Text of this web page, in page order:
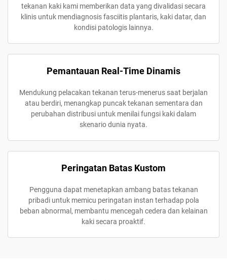
tekanan kaki kami memberikan data yang divalidasi secara
klinis untuk mendiagnosis fasciitis plantaris, kaki datar, dan
kondisi patologis lainnya.
Pemantauan Real-Time Dinamis
Mendukung pelacakan tekanan terus-menerus saat berjalan
atau berdiri, menangkap puncak tekanan sementara dan
perubahan distribusi untuk menilai fungsi kaki dalam
skenario dunia nyata.
Peringatan Batas Kustom
Pengguna dapat menetapkan ambang batas tekanan
pribadi untuk memicu peringatan instan terhadap pola
beban abnormal, membantu mencegah cedera dan kelainan
kaki secara proaktif.